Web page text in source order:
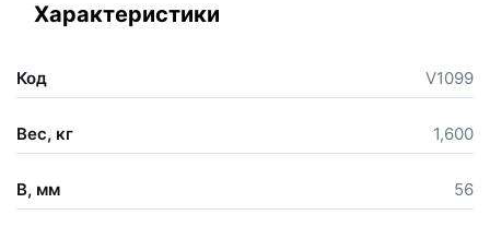
Характеристики
Код V1099
Вес, кг 1,600
B, мм 56